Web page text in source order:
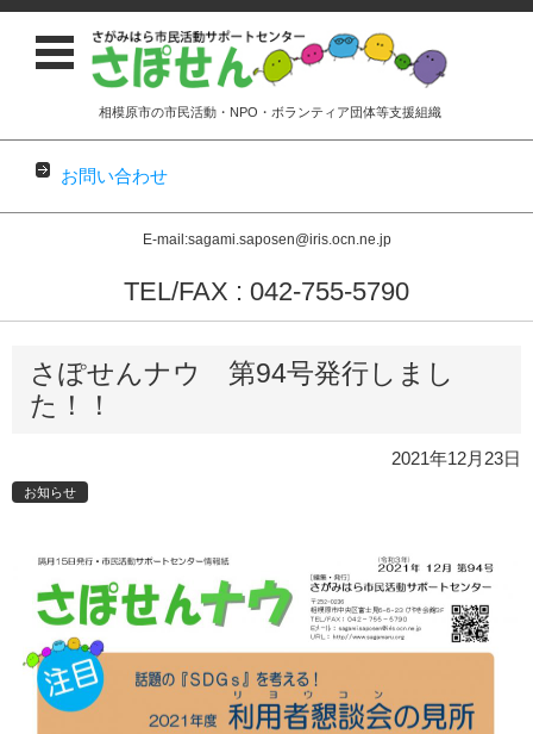
相模原市の市民活動・NPO・ボランティア団体等支援組織
お問い合わせ
E-mail:sagami.saposen@iris.ocn.ne.jp
TEL/FAX : 042-755-5790
コンテンツに移動
さぽせんナウ 第94号発行しまし
た！！
2021年12月23日
お知らせ